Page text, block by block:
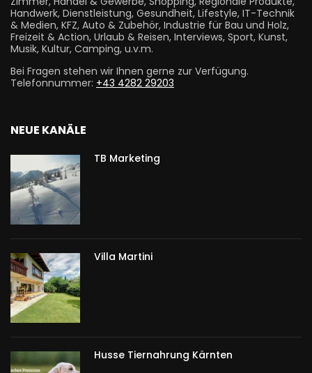
Handwerk, Dienstleistung, Gesundheit, Lifestyle, IT-Technik
& Medien, KFZ, Auto & Zubehör, Industrie für Bau und Holz,
Freizeit & Action, Urlaub & Reisen, Interviews, Sport, Kunst,
Musik, Kultur, Camping, u.v.m.
Bei Fragen stehen wir Ihnen gerne zur Verfügung.
Telefonnummer: +43 4282 29203
NEUE KANÄLE
TB Marketing
Villa Martini
Husse Tiernahrung Kärnten